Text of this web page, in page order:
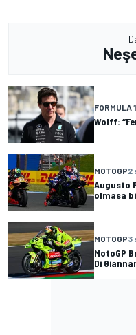
FORMULA 1
Wolff:
MOTOGP2
Augusto
olmasa
MOTOGP3
MotoGP
Di